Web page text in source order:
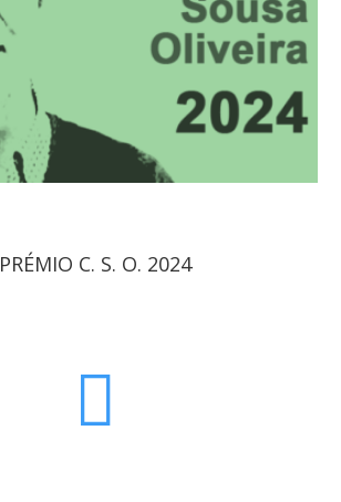
PRÉMIO C. S. O. 2024